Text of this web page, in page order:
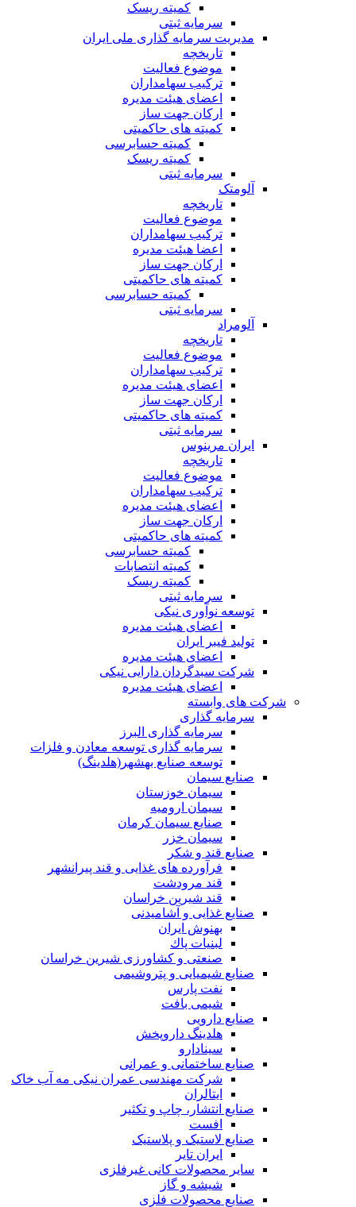
کمیته ریسک
سرمایه ثبتی
مدیریت سرمایه گذاری ملی ایران
تاریخچه
موضوع فعالیت
ترکیب سهامداران
اعضای هیئت مدیره
ارکان جهت ساز
کمیته های حاکمیتی
کمیته حسابرسی
کمیته ریسک
سرمایه ثبتی
آلومتک
تاریخچه
موضوع فعالیت
ترکیب سهامداران
اعضا هیئت مدیره
ارکان جهت ساز
کمیته های حاکمیتی
کمیته حسابرسی
سرمایه ثبتی
آلومراد
تاریخچه
موضوع فعالیت
ترکیب سهامداران
اعضای هیئت مدیره
ارکان جهت ساز
کمیته های حاکمیتی
سرمایه ثبتی
ایران مرینوس
تاریخچه
موضوع فعالیت
ترکیب سهامداران
اعضای هیئت مدیره
ارکان جهت ساز
کمیته های حاکمیتی
کمیته حسابرسی
کمیته انتصابات
کمیته ریسک
سرمایه ثبتی
توسعه نوآوری نیکی
اعضای هیئت مدیره
تولید فیبر ایران
اعضای هیئت مدیره
شرکت سبدگردان دارایی نیکی
اعضای هیئت مدیره
شرکت های وابسته
سرمایه گذاری
سرمایه گذاری البرز
سرمایه گذاری توسعه معادن و فلزات
توسعه‌ صنایع‌ بهشهر(هلدینگ)
صنایع سیمان
سیمان خوزستان
سیمان ارومیه
صنایع سیمان کرمان
سیمان خزر
صنایع قند و شکر
فرآورده های غذایی و قند پیرانشهر
قند مرودشت
قند شیرین خراسان
صنایع غذايی و آشاميدنی
بهنوش ایران
لبنيات پاك
صنعتی و کشاورزی شیرین خراسان
صنایع شیمیایی و پتروشیمی
نفت پارس
شیمی بافت
صنایع دارویی
هلدینگ داروپخش
سینادارو
صنایع ساختمانی و عمرانی
شرکت مهندسی عمران نیکی مه آب خاک
ایتالران
صنایع انتشار، چاپ و تکثير
افست
صنایع لاستیک و پلاستیک
ایران تایر
ساير محصولات كانی غيرفلزی
شیشه و گاز
صنایع محصولات فلزی